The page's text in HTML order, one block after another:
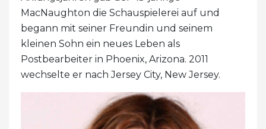
MacNaughton die Schauspielerei auf und
begann mit seiner Freundin und seinem
kleinen Sohn ein neues Leben als
Postbearbeiter in Phoenix, Arizona. 2011
wechselte er nach Jersey City, New Jersey.